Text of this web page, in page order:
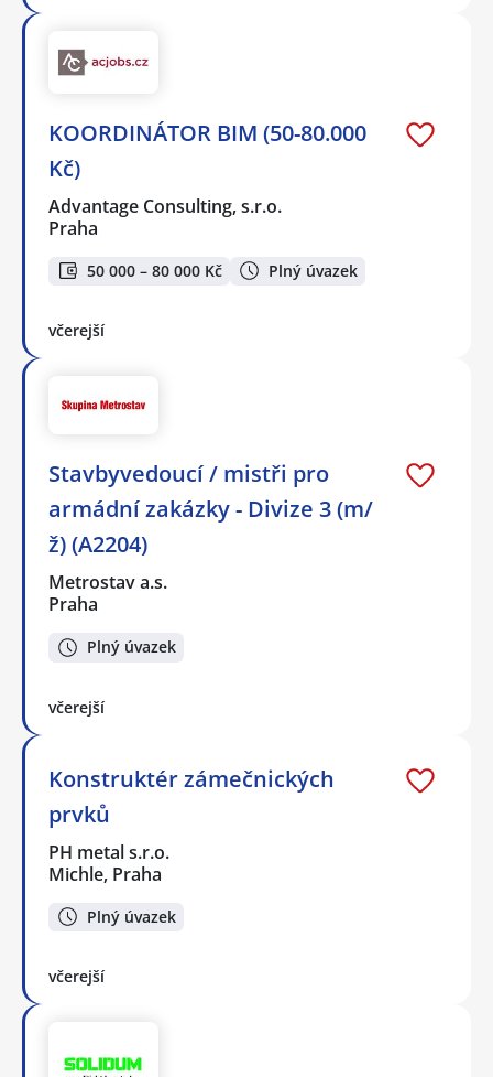
KOORDINÁTOR BIM (50-80.000
Kč)
Advantage Consulting, s.r.o.
Praha
50 000 – 80 000 Kč Plný úvazek
včerejší
Stavbyvedoucí / mistři pro
armádní zakázky - Divize 3 (m/
ž) (A2204)
Metrostav a.s.
Praha
Plný úvazek
včerejší
Konstruktér zámečnických
prvků
PH metal s.r.o.
Michle, Praha
Plný úvazek
včerejší